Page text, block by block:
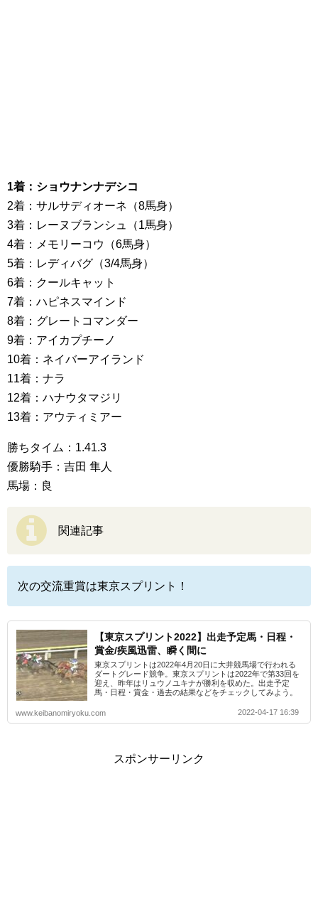
1着：ショウナンナデシコ
2着：サルサディオーネ（8馬身）
3着：レーヌブランシュ（1馬身）
4着：メモリーコウ（6馬身）
5着：レディバグ（3/4馬身）
6着：クールキャット
7着：ハピネスマインド
8着：グレートコマンダー
9着：アイカプチーノ
10着：ネイバーアイランド
11着：ナラ
12着：ハナウタマジリ
13着：アウティミアー
勝ちタイム：1.41.3
優勝騎手：吉田 隼人
馬場：良
関連記事
次の交流重賞は東京スプリント！
【東京スプリント2022】出走予定馬・日程・
賞金/疾風迅雷、瞬く間に
東京スプリントは2022年4月20日に大井競馬場で行われる
ダートグレード競争。東京スプリントは2022年で第33回を
迎え、昨年はリュウノユキナが勝利を収めた。出走予定
馬・日程・賞金・過去の結果などをチェックしてみよう。
www.keibanomiryoku.com 2022-04-17 16:39
スポンサーリンク